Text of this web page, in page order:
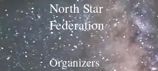
North Star
Federation
Organizers